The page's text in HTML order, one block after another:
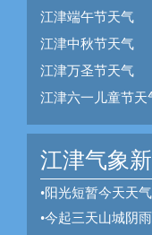
江津端午节天气
江津中秋节天气
江津万圣节天气
江津六一儿童节天
江津气象
•阳光短暂今天天
•今起三天山城阴